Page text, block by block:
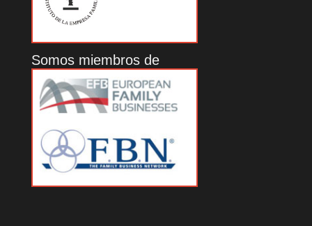
Somos miembros de